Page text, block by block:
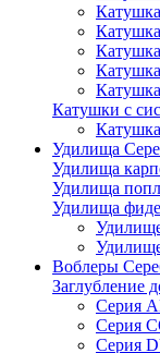
Катушки с
Удилища
Удилища
Удилища
Удилища
Воблеры
Заглубление
Серия
Серия
Серия